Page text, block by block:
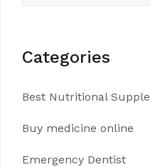
Categories
Best Nutritional
Buy medicine online
Emergency Dentist